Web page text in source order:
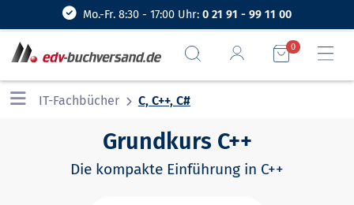
Mo.-Fr. 8:30 - 17:00 Uhr: 0 21 91 - 99 11 00
0
IT-Fachbücher C, C++, C#
Grundkurs C++
Die kompakte Einführung in C++